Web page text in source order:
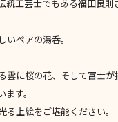
統工芸士でもある福田良則
いペアの湯呑。
雲に桜の花、そして富士
す。
る上絵をご堪能ください。